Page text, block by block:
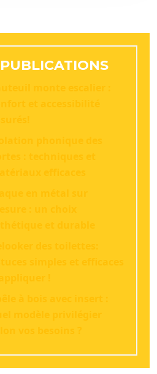
monte escalier :
et accessibilité
phonique des
: techniques et
efficaces
en métal sur
: un choix
et durable
des toilettes:
simples et efficaces
!
à bois avec insert :
modèle privilégier
vos besoins ?